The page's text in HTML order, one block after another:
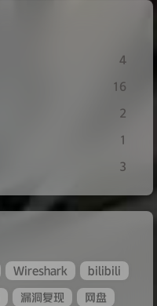
4
16
2
1
3
Wireshark
bilibili
漏洞复现
网盘